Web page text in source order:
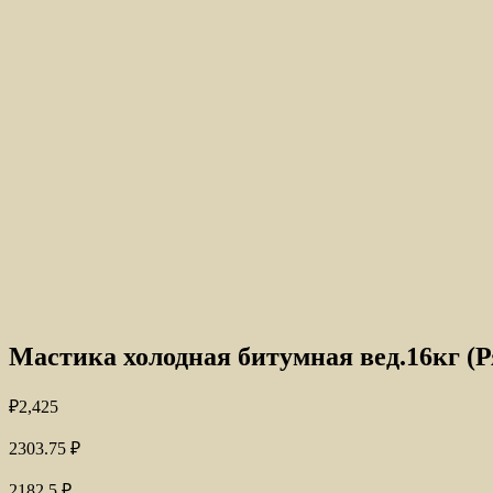
Мастика холодная битумная вед.16кг
₽2,425
2303.75 ₽